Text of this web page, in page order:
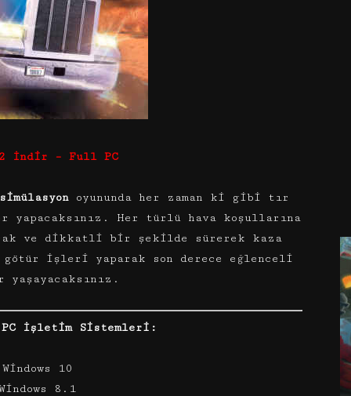
İndir – Full PC
oyununda her zaman ki gibi tır
Her türlü hava koşullarına
ve dikkatli bir şekilde sürerek kaza
götür işleri yaparak son derece eğlenceli
PC İşletim Sistemleri:
10
8.1